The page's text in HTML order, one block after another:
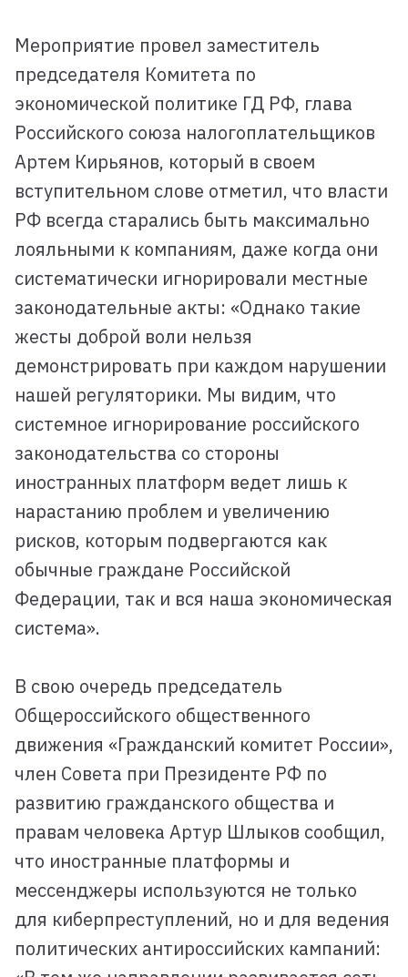
Мероприятие провел заместитель
председателя Комитета по
экономической политике ГД РФ, глава
Российского союза налогоплательщиков
Артем Кирьянов, который в своем
вступительном слове отметил, что власти
РФ всегда старались быть максимально
лояльными к компаниям, даже когда они
систематически игнорировали местные
законодательные акты: «Однако такие
жесты доброй воли нельзя
демонстрировать при каждом нарушении
нашей регуляторики. Мы видим, что
системное игнорирование российского
законодательства со стороны
иностранных платформ ведет лишь к
нарастанию проблем и увеличению
рисков, которым подвергаются как
обычные граждане Российской
Федерации, так и вся наша экономическая
система».
В свою очередь председатель
Общероссийского общественного
движения «Гражданский комитет России»,
член Совета при Президенте РФ по
развитию гражданского общества и
правам человека Артур Шлыков сообщил,
что иностранные платформы и
мессенджеры используются не только
для киберпреступлений, но и для ведения
политических антироссийских кампаний: